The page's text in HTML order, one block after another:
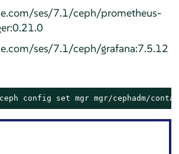
ses/7.1/ceph/prometheus-
ses/7.1/ceph/grafana:7.5.12
ceph config set mgr mgr/cephadm/